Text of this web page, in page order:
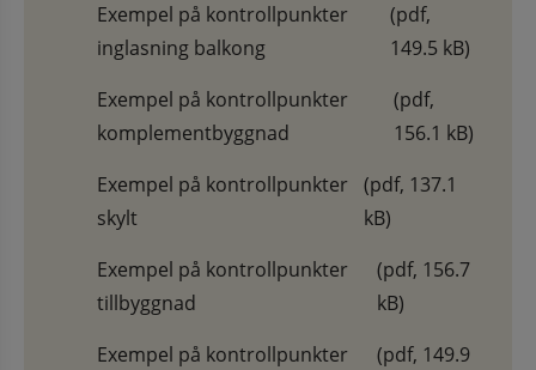
Exempel på kontrollpunkter
inglasning balkong
(pdf,
149.5 kB)
Exempel på kontrollpunkter
komplementbyggnad
(pdf,
156.1 kB)
Exempel på kontrollpunkter
skylt
(pdf, 137.1
kB)
Exempel på kontrollpunkter
tillbyggnad
(pdf, 156.7
kB)
Exempel på kontrollpunkter
(pdf, 149.9